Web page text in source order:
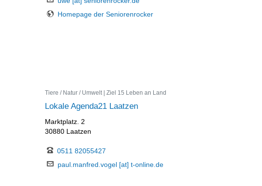
Homepage der Seniorenrocker
Tiere / Natur / Umwelt | Ziel 15 Leben an Land
Lokale Agenda21 Laatzen
Marktplatz. 2
30880 Laatzen
0511 82055427
paul.manfred.vogel [at] t-online.de